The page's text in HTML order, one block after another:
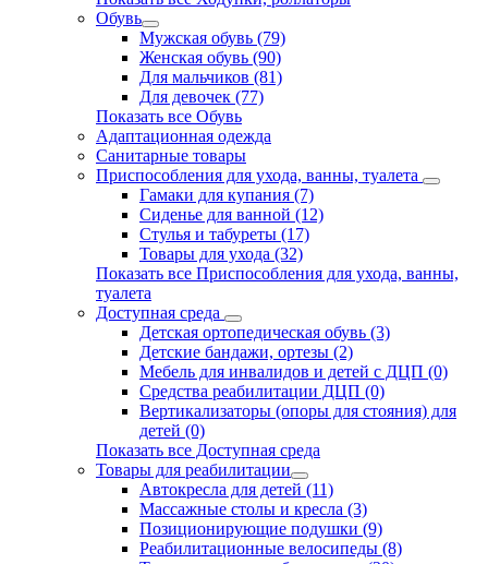
Обувь
Мужская обувь (79)
Женская обувь (90)
Для мальчиков (81)
Для девочек (77)
Показать все Обувь
Адаптационная одежда
Санитарные товары
Приспособления для ухода, ванны, туалета
Гамаки для купания (7)
Сиденье для ванной (12)
Стулья и табуреты (17)
Товары для ухода (32)
Показать все Приспособления для ухода, ванны,
туалета
Доступная среда
Детская ортопедическая обувь (3)
Детские бандажи, ортезы (2)
Мебель для инвалидов и детей с ДЦП (0)
Средства реабилитации ДЦП (0)
Вертикализаторы (опоры для стояния) для
детей (0)
Показать все Доступная среда
Товары для реабилитации
Автокресла для детей (11)
Массажные столы и кресла (3)
Позиционирующие подушки (9)
Реабилитационные велосипеды (8)